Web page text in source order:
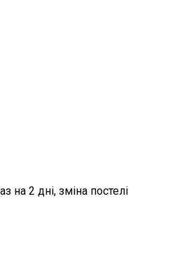
на 2 дні, зміна постелі